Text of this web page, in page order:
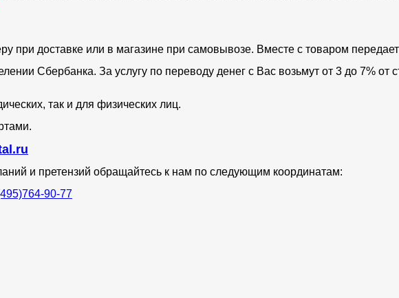
при доставке или в магазине при самовывозе. Вместе с товаром
Сбербанка. За услугу по переводу денег с Вас возьмут от 3 до 7% от
так и для физических лиц.
и претензий обращайтесь к нам по следующим координатам:
90-77